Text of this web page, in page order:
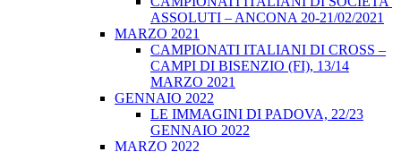
ASSOLUTI – ANCONA 20-21/02/2021
MARZO 2021
CAMPIONATI ITALIANI DI CROSS –
CAMPI DI BISENZIO (FI), 13/14
MARZO 2021
GENNAIO 2022
LE IMMAGINI DI PADOVA, 22/23
GENNAIO 2022
MARZO 2022